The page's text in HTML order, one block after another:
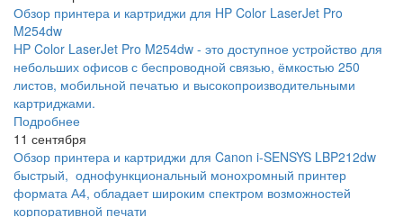
Обзор принтера и картриджи для HP Color LaserJet Pro
M254dw
HP Color LaserJet Pro M254dw - это доступное устройство для
небольших офисов с беспроводной связью, ёмкостью 250
листов, мобильной печатью и высокопроизводительными
картриджами.
Подробнее
11 сентября
Обзор принтера и картриджи для Canon i-SENSYS LBP212dw
быстрый, однофункциональный монохромный принтер
формата А4, обладает широким спектром возможностей
корпоративной печати